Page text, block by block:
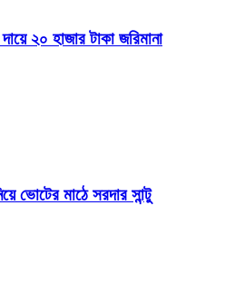
২০ হাজার টাকা জরিমানা
ভোটের মাঠে সরদার সান্টু